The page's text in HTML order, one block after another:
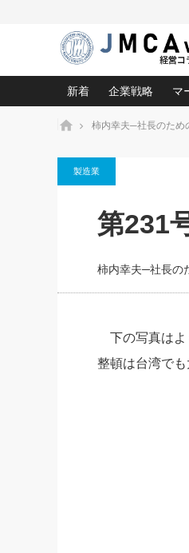
新着
がよいのでしょうか！
企業戦略
中小企業の「
利益を最大化
強い会社を築
日本レーザー
武器としての
継続経営 百
野田久美子
マ
ホーム 柿内幸夫─社長のため
製造業
第231
柿内幸夫─社長の
下の写真はよ
整頓は台湾でも